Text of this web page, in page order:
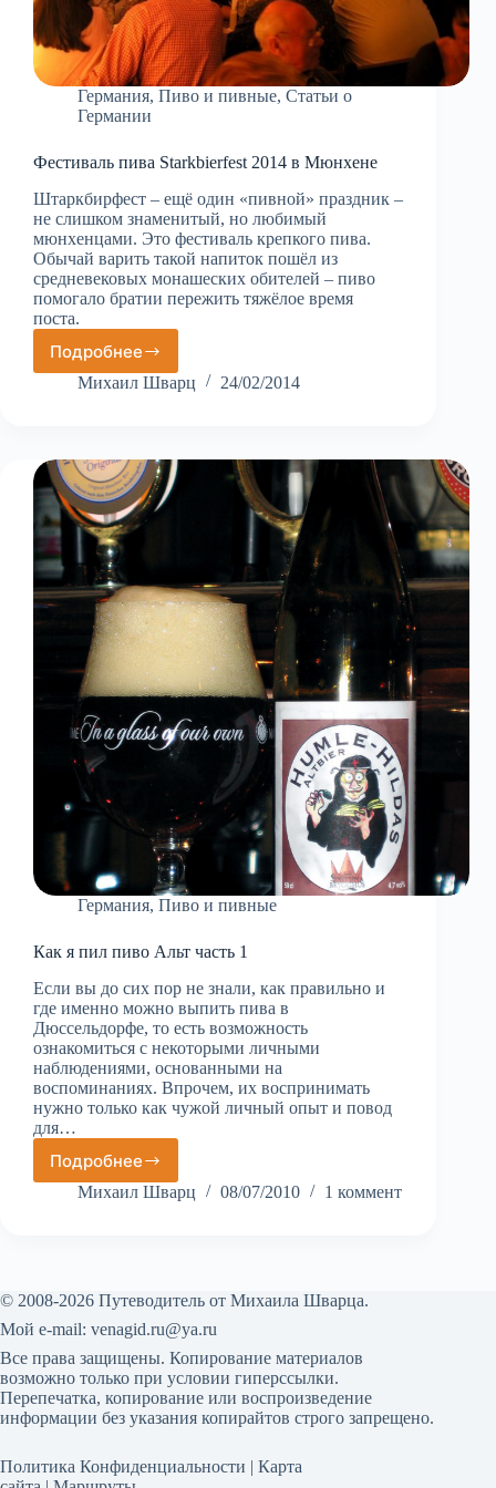
Германия, Пиво и пивные, Статьи о
Германии
Фестиваль пива Starkbierfest 2014 в Мюнхене
Штаркбирфест – ещё один «пивной» праздник –
не слишком знаменитый, но любимый
мюнхенцами. Это фестиваль крепкого пива.
Обычай варить такой напиток пошёл из
средневековых монашеских обителей – пиво
помогало братии пережить тяжёлое время
поста.
ПодробнееФестиваль
пива
Мюнхене
Михаил Шварц 24/02/2014
Германия, Пиво и пивные
Как я пил пиво Альт часть 1
Если вы до сих пор не знали, как правильно и
где именно можно выпить пива в
Дюссельдорфе, то есть возможность
ознакомиться с некоторыми личными
наблюдениями, основанными на
воспоминаниях. Впрочем, их воспринимать
нужно только как чужой личный опыт и повод
для…
Подробнее
Как
я
1
Михаил Шварц 08/07/2010 1 коммент
© 2008-2026 Путеводитель от Михаила Шварца.
Мой е-mail: venagid.ru@ya.ru
Все права защищены. Копирование материалов
возможно только при условии гиперссылки.
Перепечатка, копирование или воспроизведение
информации без указания копирайтов строго запрещено.
Политика Конфиденциальности | Карта